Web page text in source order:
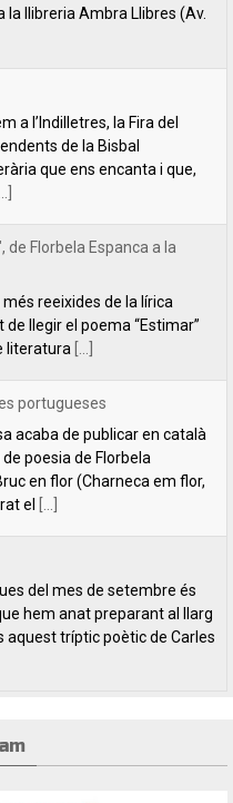
de Florbela Espanca a la
reeixides de la lírica
llegir el poema “Estimar”
literatura[...]
portugueses
acaba de publicar en català
poesia de Florbela
en flor (Charneca em flor,
el[...]
del mes de setembre és
hem anat preparant al llarg
aquest tríptic poètic de Carles
clau feminista amb motiu
Edicions acaba de publicar
aposten, clarament i sense
D’una banda, han